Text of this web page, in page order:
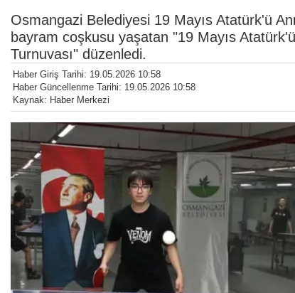
Osmangazi Belediyesi 19 Mayıs Atatürk'ü
bayram coşkusu yaşatan "19 Mayıs
Turnuvası" düzenledi.
Haber Giriş Tarihi: 19.05.2026 10:58
Haber Güncellenme Tarihi: 19.05.2026 10:58
Kaynak: Haber Merkezi